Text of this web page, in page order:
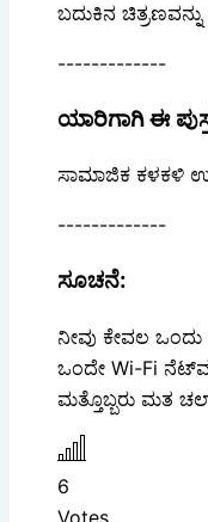
ಬದುಕಿನ
-------------
ಯಾರಿಗಾಗಿ ಈ
ಸಾಮಾಜಿಕ ಕಳಕಳಿ
-------------
ಸೂಚನೆ:
ನೀವು ಕೇವಲ
ಒಂದೇ Wi-Fi
ಮತ್ತೊಬ್ಬರು ಮತ
6
Votes